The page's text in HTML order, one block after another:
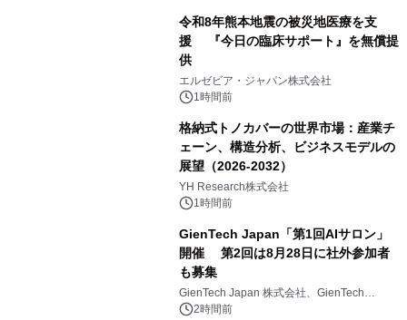
令和8年熊本地震の被災地医療を支
援 『今日の臨床サポート』を無償提
供
エルゼビア・ジャパン株式会社
1時間前
格納式トノカバーの世界市場：産業チ
ェーン、構造分析、ビジネスモデルの
展望（2026-2032）
YH Research株式会社
1時間前
GienTech Japan「第1回AIサロン」
開催 第2回は8月28日に社外参加者
も募集
GienTech Japan 株式会社、GienTech
Consulting Japan 株式会社
2時間前